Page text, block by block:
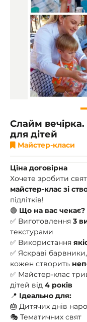
Слайм
для дітей
Майстер-класи
Ціна договірна
Хочете зробити
майстер-клас зі
підлітків!
🟢 Що на вас чекає?
✅ Виготовлення 3
текстурами
✅ Використання
✅ Яскраві
кожен створить
✅ Майстер-клас
дітей від 4 років
📍 Ідеально для:
🎂 Дитячих днів
🎭 Тематичних свят